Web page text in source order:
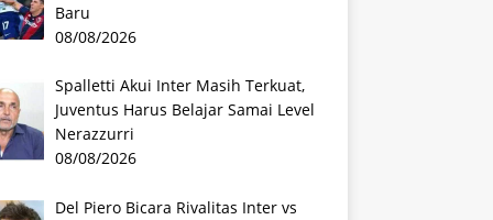
Baru
08/08/2026
Spalletti Akui Inter Masih Terkuat,
Juventus Harus Belajar Samai Level
Nerazzurri
08/08/2026
Del Piero Bicara Rivalitas Inter vs